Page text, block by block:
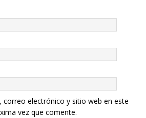
correo electrónico y sitio web en este
vez que comente.